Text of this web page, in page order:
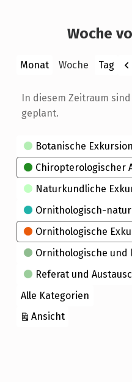
Woche
Monat Woche Tag
In diesem Zeitraum
geplant.
Kategorien
Botanische Exkursion
Chiropterologischer
Naturkundliche
Ornithologisch-
Ornithologische
Ornithologische und
Referat und
Alle Kategorien
Ansichtausdrucken